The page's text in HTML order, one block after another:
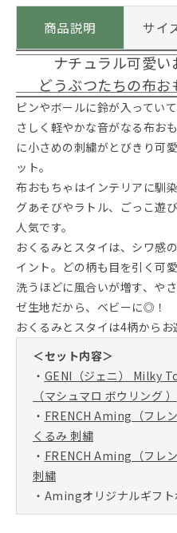
商品説明 サイ
ナチュラル可愛
どうぶつたちの布
ピンやボールに鈴が入ってい
さしく軽やかな音がなる布お
に小さめの刺繍がとびきり可
ット。
布おもちゃはインテリアに馴
グあそびやラトル、ごっこ遊
人気です。
おくるみとスタイは、シワ感
イント。どの柄も目を引く可
洗うほどに風合いが増す、や
ゼ生地だから、ベビーに◎！
おくるみとスタイは4柄からお
＜セット内容＞
・ GENI（ジェニ） Milky
（マシュマロ ボウリング ）
・ FRENCH Aming（フレ
くるみ 刺繍
・ FRENCH Aming（フレ
刺繍
・Amingオリジナルギフ